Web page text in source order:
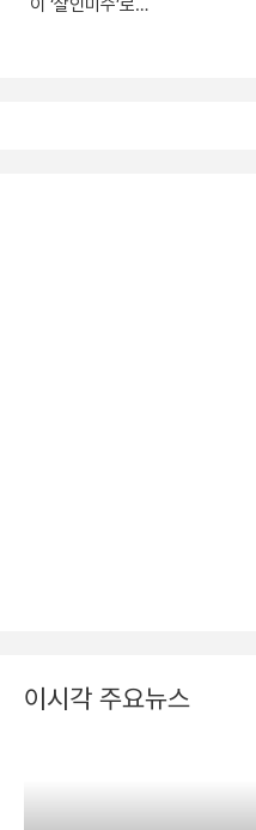
이 ‘살인미수’로…
이시각 주요뉴스